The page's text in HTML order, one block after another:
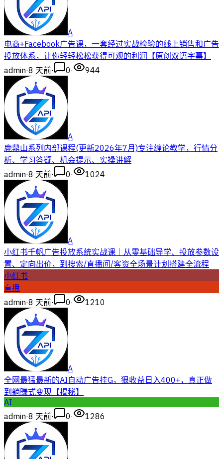
A
电商+Facebook广告课，一套经过实战检验的线上销售和广告
投放体系，让你轻轻松松获得可观的利润【原创双语字幕】
admin·8 天前· 0· 944
A
鹿鼎山系列内部课程(更新2026年7月)专注缠论教学，行情分
析、学习答疑、机会提示、实操讲解
admin·8 天前· 0· 1024
A
小红书千帆广告投放系统实战课｜从零基础导学、投放参数设
置、定向出价，到搜索/直播间/客资全场景计划搭建全流程
小红书
直播
admin·8 天前· 0· 1210
A
全网最猛最新的AI自动广告挂G，狠收益日入400+，真正做
到躺賺式变现【揭秘】
AI
admin·8 天前· 0· 1286